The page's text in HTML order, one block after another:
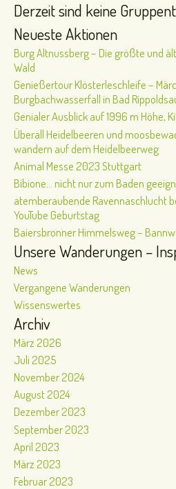
Derzeit sind keine
Neueste Aktionen
Burg Altnussberg – Die größte und
Wald
Genießertour Klösterleschleife –
Burgbachwasserfall in Bad
Genialer Ausblick auf 1996 m Höhe,
Überall Heidelbeeren und
wandern auf dem Heidelbeerweg
Animal Messe 2023 Stuttgart
Bibione… nicht nur zum Baden
atemberaubende Ravennaschlucht
YouTube Geburtstag
Baiersbronner Himmelsweg –
Unsere Wanderungen –
News
Vergangene Wanderungen
Wissenswertes
Archiv
März 2026
Juli 2025
November 2024
August 2024
Dezember 2023
September 2023
April 2023
März 2023
Februar 2023